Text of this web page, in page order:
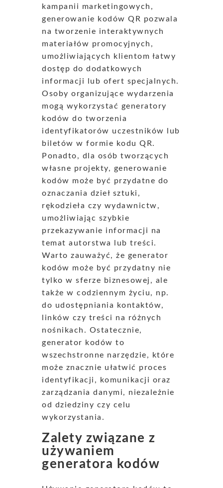
kampanii marketingowych,
generowanie kodów QR pozwala
na tworzenie interaktywnych
materiałów promocyjnych,
umożliwiających klientom łatwy
dostęp do dodatkowych
informacji lub ofert specjalnych.
Osoby organizujące wydarzenia
mogą wykorzystać generatory
kodów do tworzenia
identyfikatorów uczestników lub
biletów w formie kodu QR.
Ponadto, dla osób tworzących
własne projekty, generowanie
kodów może być przydatne do
oznaczania dzieł sztuki,
rękodzieła czy wydawnictw,
umożliwiając szybkie
przekazywanie informacji na
temat autorstwa lub treści.
Warto zauważyć, że generator
kodów może być przydatny nie
tylko w sferze biznesowej, ale
także w codziennym życiu, np.
do udostępniania kontaktów,
linków czy treści na różnych
nośnikach. Ostatecznie,
generator kodów to
wszechstronne narzędzie, które
może znacznie ułatwić proces
identyfikacji, komunikacji oraz
zarządzania danymi, niezależnie
od dziedziny czy celu
wykorzystania.
Zalety związane z
używaniem
generatora kodów